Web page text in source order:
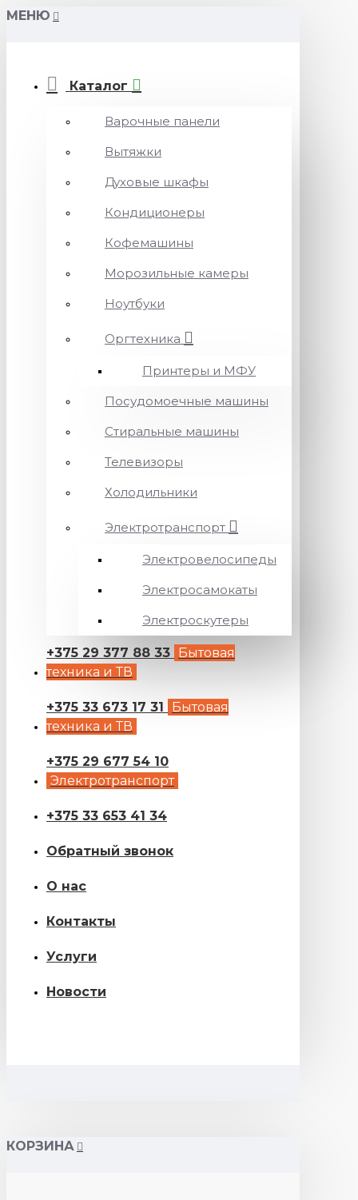
МЕНЮ
Каталог
Варочные панели
Вытяжки
Духовые шкафы
Кондиционеры
Кофемашины
Морозильные камеры
Ноутбуки
Оргтехника
Принтеры и МФУ
Посудомоечные машины
Стиральные машины
Телевизоры
Холодильники
Электротранспорт
Электровелосипеды
Электросамокаты
Электроскутеры
+375 29 377 88 33 Бытовая
техника и ТВ
+375 33 673 17 31
Бытовая
техника и ТВ
+375 29 677 54 10
Электротранспорт
+375 33 653 41 34
Обратный звонок
О нас
Контакты
Услуги
Новости
КОРЗИНА